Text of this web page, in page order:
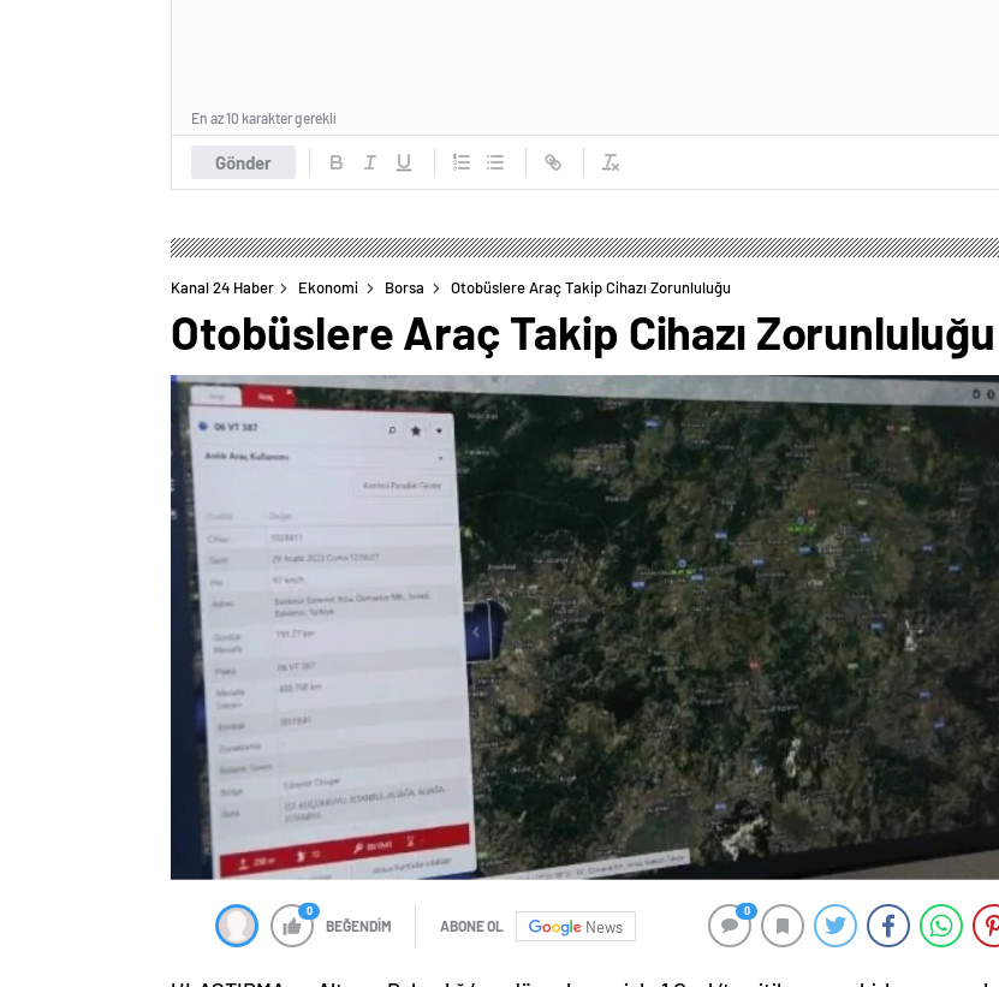
Gönder
En az 10 karakter gerekli
Kanal 24 Haber Ekonomi Borsa Otobüslere Araç Takip Cihazı Zorunluluğu
Otobüslere Araç Takip Cihazı Zorunluluğu
0
BEĞENDİM ABONE OL News
0